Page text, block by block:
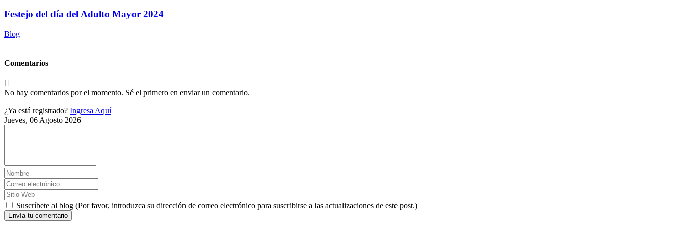
Festejo del día del Adulto Mayor 2024
Blog
Comentarios
No hay comentarios por el momento. Sé el primero en enviar un comentario.
¿Ya está registrado? Ingresa Aquí
Jueves, 06 Agosto 2026
Suscríbete al blog (Por favor, introduzca su dirección de correo electrónico para suscribirse a las actualizaciones de este post.)
Envía tu comentario